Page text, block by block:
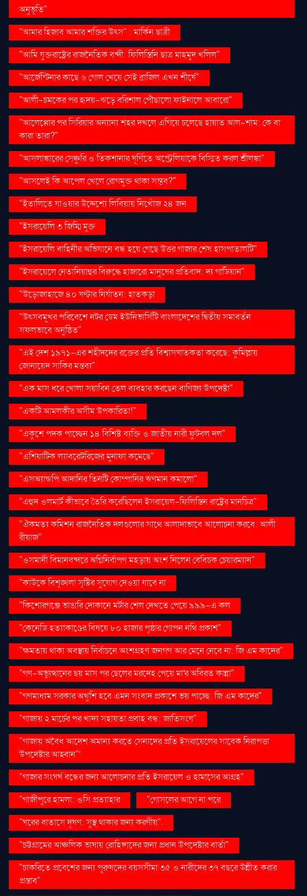
অনুভূতি"
"আমার হিজাব আমার শক্তির উৎস" : মার্কিন ছাত্রী
"আমি যুক্তরাষ্ট্রের রাজনৈতিক বন্দী: ফিলিস্তিনি ছাত্র মাহমুদ খলিল"
"আর্জেন্টিনার কাছে ৬ গোল খেয়ে সেই ব্রাজিল এখন শীর্ষে"
"আলী-চমকের পর হৃদয়-ঝড়ে বরিশাল পৌঁছালো ফাইনালে আবারো"
"আলেপ্পোর পর সিরিয়ার অন্যান্য শহর দখলে এগিয়ে চলেছে হায়াত আল-শাম: কে বা
কারা তারা?"
"আসলাঙ্কারের সেঞ্চুরি ও তিকশানার ঘূর্ণিতে অস্ট্রেলিয়াকে বিস্মিত করল শ্রীলঙ্কা"
"আসলেই কি আপেল খেলে রোগমুক্ত থাকা সম্ভব?"
"ইতালিতে যাওয়ার উদ্দেশ্যে লিবিয়ায় নিখোঁজ ২৪ জন
"ইসরায়েলি ৩ জিম্মি মুক্ত
"ইসরায়েলি বাহিনীর অভিযানে বন্ধ হয়ে গেছে উত্তর গাজার শেষ হাসপাতালটি"
"ইসরায়েলে নেতানিয়াহুর বিরুদ্ধে হাজারো মানুষের প্রতিবাদ: দ্য গার্ডিয়ান"
"উড়োজাহাজে ৪০ ঘণ্টার নির্যাতন: হাতকড়া
"উৎসবমুখর পরিবেশে নটর ডেম ইউনিভার্সিটি বাংলাদেশের দ্বিতীয় সমাবর্তন
সফলভাবে অনুষ্ঠিত"
"এই দেশ ১৯৭১-এর শহীদদের রক্তের প্রতি বিশ্বাসঘাতকতা করেছে: কুমিল্লায়
জোনায়েদ সাকির মন্তব্য"
"এক মাস ধরে খোলা সয়াবিন তেল ব্যবহার করছেন বাণিজ্য উপদেষ্টা"
"একটি আমলকীর অসীম উপকারিতা!"
"একুশে পদক পাচ্ছেন ১৪ বিশিষ্ট ব্যক্তি ও জাতীয় নারী ফুটবল দল"
"এশিয়াটিক ল্যাবরেটরিজের মুনাফা কমেছে"
"এসঅ্যান্ডপি আদানির তিনটি কোম্পানির ঋণমান কমালো"
"এহুদ ওলমার্ট কীভাবে তৈরি করেছিলেন ইসরায়েল-ফিলিস্তিন রাষ্ট্রের মানচিত্র"
"ঐকমত্য কমিশন রাজনৈতিক দলগুলোর সাথে আলাদাভাবে আলোচনা করবে: আলী
রীয়াজ"
"ওসমানী বিমানবন্দরে অগ্নিনির্বাপণ মহড়ায় অংশ নিলেন বেবিচক চেয়ারম্যান"
"কাউকে বিশৃঙ্খলা সৃষ্টির সুযোগ দেওয়া যাবে না
"কিশোরগঞ্জে ভাঙারি দোকানে মর্টার শেল দেখতে পেয়ে ৯৯৯-এ কল
"কেনেডি হত্যাকাণ্ডের বিষয়ে ৮০ হাজার পৃষ্ঠার গোপন নথি প্রকাশ"
"ক্ষমতায় থাকা অবস্থায় নির্বাচনে অংশগ্রহণ জনগণ আর মেনে নেবে না: জি এম কাদের"
"গণ–অভ্যুত্থানের ছয় মাস পর ছেলের মরদেহ পেয়ে মা'র অবিরত কান্না"
"গণমাধ্যম সরকার অখুশি হবে এমন সংবাদ প্রকাশে ভয় পাচ্ছে: জি এম কাদের"
"গাজায় ২ মার্চের পর খাদ্য সহায়তা প্রবাহ বন্ধ: জাতিসংঘ"
"গাজায় অবৈধ আদেশ অমান্য করতে সেনাদের প্রতি ইসরায়েলের সাবেক নিরাপত্তা
উপদেষ্টার আহ্বান"'
"গাজার সংঘর্ষ বন্ধের জন্য আলোচনার প্রতি ইসরায়েল ও হামাসের আগ্রহ"
"গাজীপুরে হামলা: ওসি প্রত্যাহার
"গোসলের আগে না পরে
"ঘরের বাতাসে দূষণ: সুস্থ থাকার জন্য করণীয়".
"চট্টগ্রামের আঞ্চলিক ভাষায় রোহিঙ্গাদের জন্য প্রধান উপদেষ্টার বার্তা"
"চাকরিতে প্রবেশের জন্য পুরুষদের বয়সসীমা ৩৫ ও নারীদের ৩৭ বছরে উন্নীত করার
প্রস্তাব"